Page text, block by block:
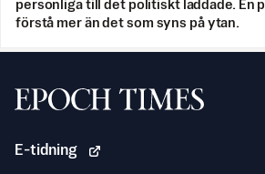
personliga till det politiskt laddade. En
förstå mer än det som syns på ytan.
Svenska Epoch Times
E-tidning